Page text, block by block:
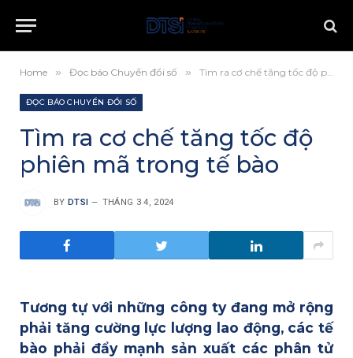
Home » Đọc báo Chuyển đổi số » Tìm ra cơ chế tăng tốc độ phiên mã trong tế bào
ĐỌC BÁO CHUYỂN ĐỔI SỐ
Tìm ra cơ chế tăng tốc độ
phiên mã trong tế bào
BY DTSI THÁNG 3 4, 2024
Tương tự với những công ty đang mở rộng
phải tăng cường lực lượng lao động, các tế
bào phải đẩy mạnh sản xuất các phân tử